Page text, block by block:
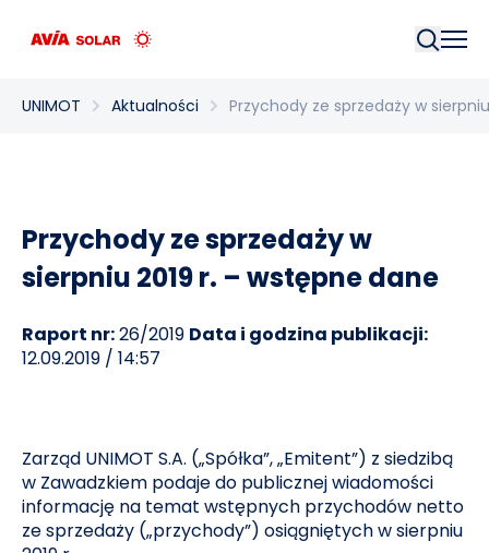
UNIMOT Aktualności Przychody ze sprzedaży w
Przychody ze sprzedaży w
sierpniu 2019 r. – wstępne dane
Raport nr:26/2019 Data i godzina publikacji:
12.09.2019 / 14:57
Zarząd UNIMOT S.A. („Spółka”, „Emitent”) z siedzibą
w Zawadzkiem podaje do publicznej wiadomości
informację na temat wstępnych przychodów netto
ze sprzedaży („przychody”) osiągniętych w sierpniu